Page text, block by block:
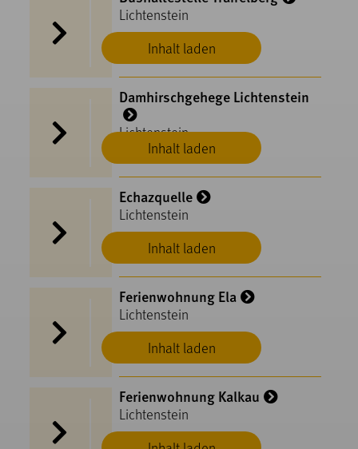
Inhalt laden
Lichtenstein
Inhalt laden
Damhirschgehege Lichtenstein
Lichtenstein
Inhalt laden
Echazquelle
Lichtenstein
Inhalt laden
Ferienwohnung Ela
Lichtenstein
Ferienwohnung Kalkau
Lichtenstein